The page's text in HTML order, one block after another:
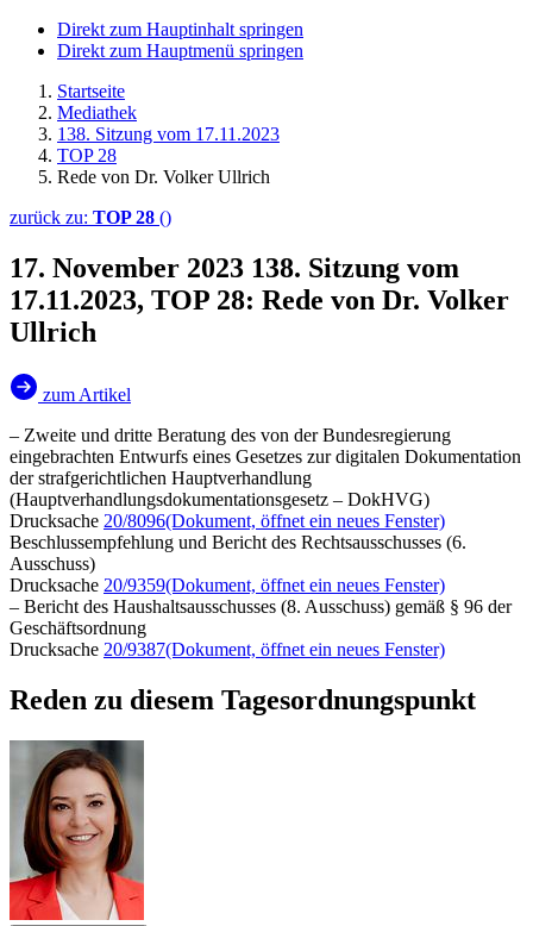
Direkt zum Hauptinhalt springen
Direkt zum Hauptmenü springen
Startseite
Mediathek
138. Sitzung vom 17.11.2023
TOP 28
Rede von Dr. Volker Ullrich
zurück zu: TOP 28 ()
17. November 2023 138. Sitzung vom
17.11.2023, TOP 28: Rede von Dr. Volker
Ullrich
zum Artikel
– Zweite und dritte Beratung des von der Bundesregierung
eingebrachten Entwurfs eines Gesetzes zur digitalen Dokumentation
der strafgerichtlichen Hauptverhandlung
(Hauptverhandlungsdokumentationsgesetz – DokHVG)
Drucksache 20/8096(Dokument, öffnet ein neues Fenster)
Beschlussempfehlung und Bericht des Rechtsausschusses (6.
Ausschuss)
Drucksache 20/9359(Dokument, öffnet ein neues Fenster)
– Bericht des Haushaltsausschusses (8. Ausschuss) gemäß § 96 der
Geschäftsordnung
Drucksache 20/9387(Dokument, öffnet ein neues Fenster)
Reden zu diesem Tagesordnungspunkt